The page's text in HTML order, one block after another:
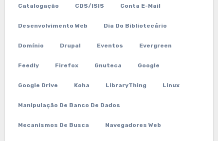
Catalogação CDS/ISIS Conta E-Mail
Desenvolvimento Web Dia Do Bibliotecário
Domínio Drupal Eventos Evergreen
Feedly Firefox Gnuteca Google
Google Drive Koha LibraryThing Linux
Manipulação De Banco De Dados
Mecanismos De Busca Navegadores Web